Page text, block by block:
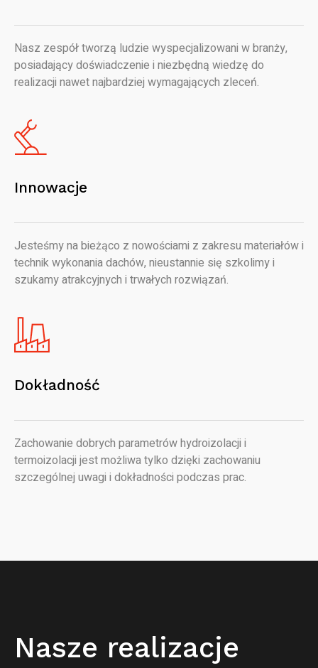
Nasz zespół tworzą ludzie wyspecjalizowani w branży,
posiadający doświadczenie i niezbędną wiedzę do
realizacji nawet najbardziej wymagających zleceń.
Innowacje
Jesteśmy na bieżąco z nowościami z zakresu materiałów i
technik wykonania dachów, nieustannie się szkolimy i
szukamy atrakcyjnych i trwałych rozwiązań.
Dokładność
Zachowanie dobrych parametrów hydroizolacji i
termoizolacji jest możliwa tylko dzięki zachowaniu
szczególnej uwagi i dokładności podczas prac.
Nasze realizacje